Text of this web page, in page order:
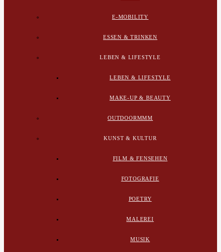
E-MOBILITY
ESSEN & TRINKEN
LEBEN & LIFESTYLE
LEBEN & LIFESTYLE
MAKE-UP & BEAUTY
OUTDOORMMM
KUNST & KULTUR
FILM & FENSEHEN
FOTOGRAFIE
POETRY
MALEREI
MUSIK